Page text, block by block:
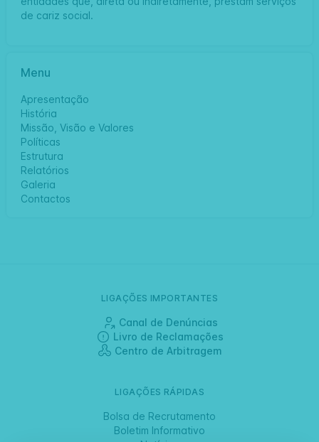
de cariz social.
Menu
Apresentação
História
Missão, Visão e Valores
Políticas
Estrutura
Relatórios
Galeria
Contactos
LIGAÇÕES IMPORTANTES
Canal de Denúncias
Livro de Reclamações
Centro de Arbitragem
LIGAÇÕES RÁPIDAS
Bolsa de Recrutamento
Boletim Informativo